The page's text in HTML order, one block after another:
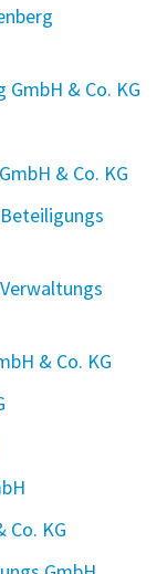
& Co. KG
& Co. KG
& Co. KG
Co. KG